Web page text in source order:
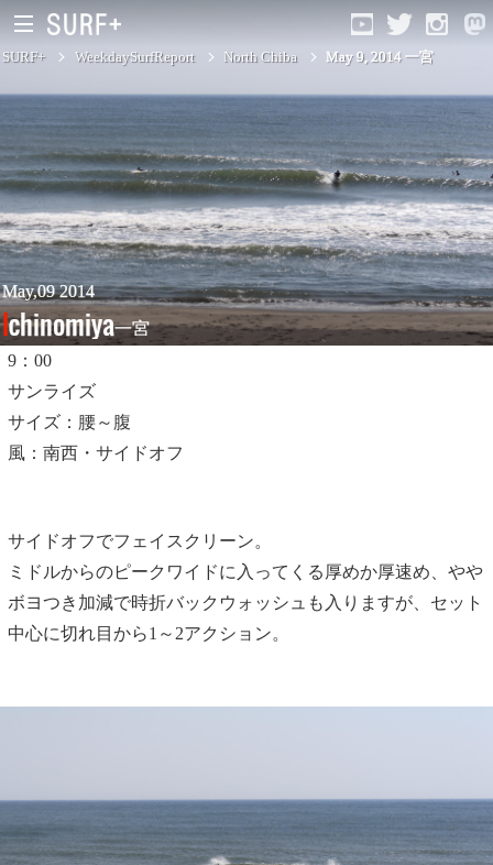
South Ibaraki
North Chiba
South Chiba
Unusually
Video Logs
Monthly Archive
SURF+ WeekdaySurfReport North Chiba May 9, 2014 一宮
May,09 2014
Ichinomiya一宮
9：00
サンライズ
サイズ：腰～腹
風：南西・サイドオフ
サイドオフでフェイスクリーン。
ミドルからのピークワイドに入ってくる厚めか厚速め、やや
ボヨつき加減で時折バックウォッシュも入りますが、セット
中心に切れ目から1～2アクション。